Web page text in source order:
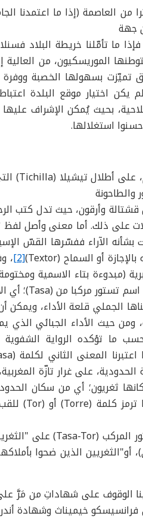
العاصمة (إذا ما اعتمدنا
جهة
ما تأمّلنا خريطة البلاد
الموريسكيون، من العالية
تميّزت بسهولها الخصبة ووفرة
اختيار موقع البلدة
بحيث يُمكن الإشراف
استغلالها.
على أطلال تيشيلا (Tichilla
)
وأرقون، حيث تدل كتب
على ذلك. أما معنى وأصل
الآراء ففسّرها القسّ
أو السماح (Textor
)
[2]،
(مبدوءة بتاء الاسمية
اسم تستور مركبا من (Tasa)؛ أي
الجملي قلعة الأداء،
حيث الأداء الجبائي الذي
ما تؤكده الرواية
المعنى الثاني لكلمة (
الحدودية، على غرار تازّة
ثغريون؛ أي من سكان
ترمز كلمة (Torre) أو (Tor
)
المركب (Tasa-Tor) على
أو"الثغريين الذين ضحوا
الوقوف على شهاداتِ من مَرَّ
خيميناث وشهادة